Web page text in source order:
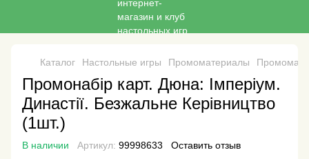
Каталог Настольные игры Промоматериалы
Промонабір карт. Дюна: Імперіум.
Династії. Безжальне Керівництво
(1шт.)
В наличии Артикул: 99998633 Оставить отзыв